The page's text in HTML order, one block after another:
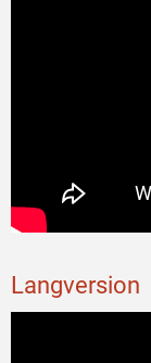
Langversion